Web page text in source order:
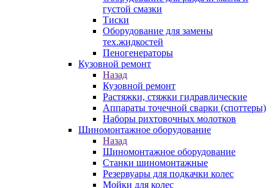
густой смазки
Тиски
Оборудование для замены
тех.жидкостей
Пеногенераторы
Кузовной ремонт
Назад
Кузовной ремонт
Растяжки, стяжки гидравлические
Аппараты точечной сварки (споттеры)
Наборы рихтовочных молотков
Шиномонтажное оборудование
Назад
Шиномонтажное оборудование
Станки шиномонтажные
Резервуары для подкачки колес
Мойки для колес